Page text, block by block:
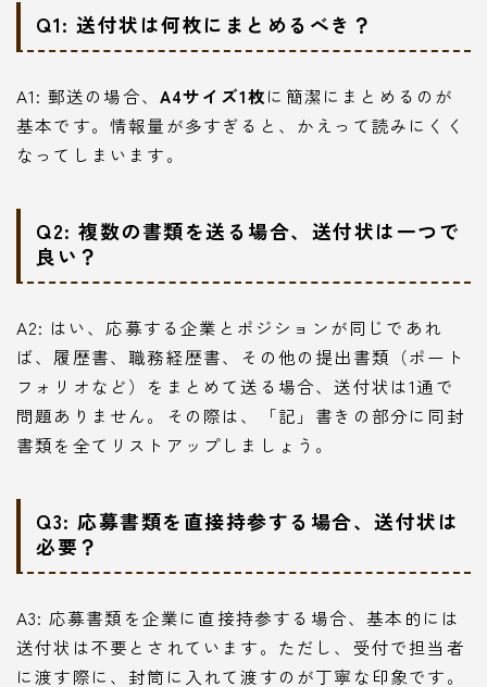
Q1: 送付状は何枚にまとめるべき？
A1: 郵送の場合、 A4サイズ1枚に簡潔にまとめるのが
基本です。情報量が多すぎると、かえって読みにくく
なってしまいます。
Q2: 複数の書類を送る場合、送付状は一つで
良い？
A2: はい、応募する企業とポジションが同じであれ
ば、履歴書、職務経歴書、その他の提出書類（ポート
フォリオなど）をまとめて送る場合、送付状は1通で
問題ありません。その際は、「記」書きの部分に同封
書類を全てリストアップしましょう。
Q3: 応募書類を直接持参する場合、送付状は
必要？
A3: 応募書類を企業に直接持参する場合、基本的には
送付状は不要とされています。ただし、受付で担当者
に渡す際に、封筒に入れて渡すのが丁寧な印象です。